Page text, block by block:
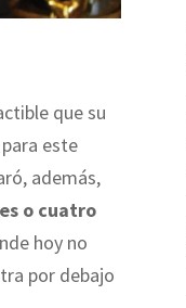
que su
este
además,
o cuatro
hoy no
por debajo